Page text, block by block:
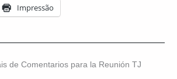
Impressão
de Comentarios para la Reunión TJ